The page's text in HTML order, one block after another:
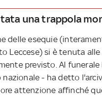
una trappola
delle esequie
Leccese) si è tenuta
previsto. Al
nazionale - ha detto
attenzione affinché